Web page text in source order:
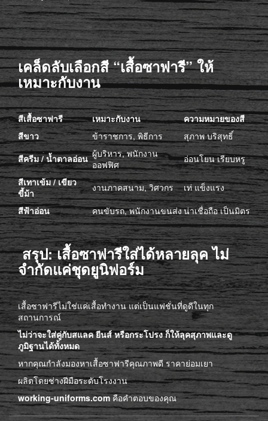
เคล็ดลับเลือกสี “เสื้อซาฟารี” ให้
เหมาะกับงาน
สีเสื้อซาฟารี เหมาะกับงาน
ความหมายของสี
สีขาว
ข้าราชการ, พิธีการ
สุภาพ บริสุทธิ์
สีครีม / น้ำตาลอ่อน ผู้บริหาร, พนักงาน
ออฟฟิศ
อ่อนโยน เรียบหรู
สีเทาเข้ม / เขียว
ขี้ม้า
งานภาคสนาม, วิศวกร
เท่ แข็งแรง
สีฟ้าอ่อน
คนขับรถ, พนักงานขนส่งน่าเชื่อถือ เป็นมิตร
สรุป: เสื้อซาฟารีใส่ได้หลายลุค ไม่
จำกัดแค่ชุดยูนิฟอร์ม
เสื้อซาฟารีไม่ใช่แค่เสื้อทำงาน แต่เป็นแฟชั่นที่ดูดีในทุก
สถานการณ์
ไม่ว่าจะใส่คู่กับสแลค ยีนส์ หรือกระโปรง ก็ให้ลุคสุภาพและดู
ภูมิฐานได้ทั้งหมด
หากคุณกำลังมองหาเสื้อซาฟารีคุณภาพดี ราคาย่อมเยา
ผลิตโดยช่างฝีมือระดับโรงงาน
working-uniforms.comคือคำตอบของคุณ